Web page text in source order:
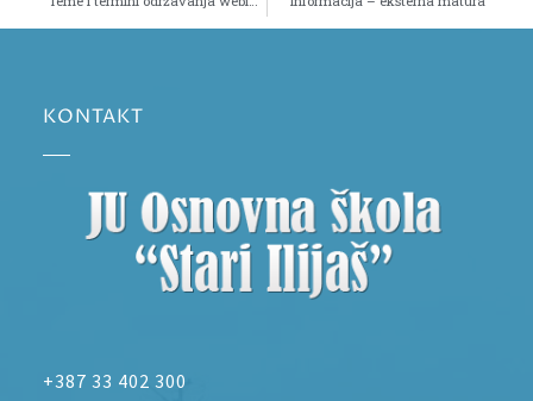
KONTAKT
+387 33 402 300